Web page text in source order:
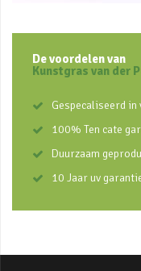
De voordelen van
Kunstgras van der
Gespecaliseerd
100% Ten cate
Duurzaam
10 Jaar uv